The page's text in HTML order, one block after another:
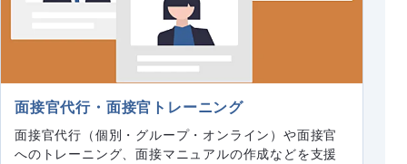
面接官代行・面接官トレーニング
面接官代行（個別・グループ・オンライン）や面接官
へのトレーニング、面接マニュアルの作成などを支援